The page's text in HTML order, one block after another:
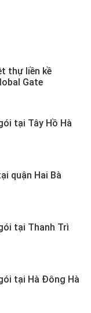
thự liền kề
Gate
tại Tây Hồ Hà
quận Hai Bà
tại Thanh Trì
tại Hà Đông Hà